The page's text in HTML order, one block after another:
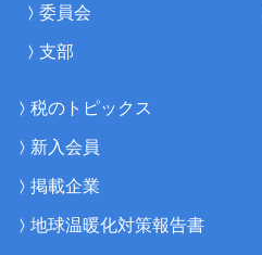
委員会
支部
税のトピックス
新入会員
掲載企業
地球温暖化対策報告書